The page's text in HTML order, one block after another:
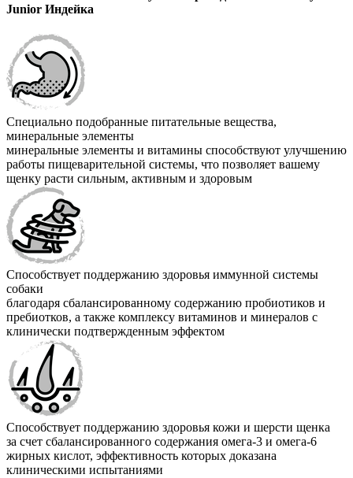
Junior Индейка
Специально подобранные питательные вещества,
минеральные элементы
минеральные элементы и витамины способствуют улучшению
работы пищеварительной системы, что позволяет вашему
щенку расти сильным, активным и здоровым
Способствует поддержанию здоровья иммунной системы
собаки
благодаря сбалансированному содержанию пробиотиков и
пребиотков, а также комплексу витаминов и минералов с
клинически подтвержденным эффектом
Способствует поддержанию здоровья кожи и шерсти щенка
за счет сбалансированного содержания омега-3 и омега-6
жирных кислот, эффективность которых доказана
клиническими испытаниями